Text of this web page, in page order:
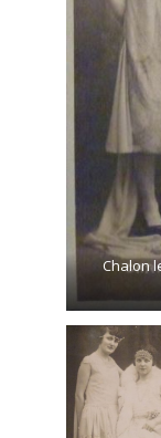
Chalon